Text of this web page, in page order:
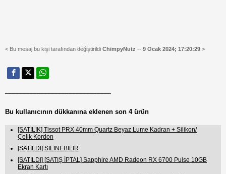
< Bu mesaj bu kişi tarafından değiştirildi ChimpyNutz -- 9 Ocak 2024; 17:20:29 >
Bu kullanıcının dükkanına eklenen son 4 ürün
[SATILIK] Tissot PRX 40mm Quartz Beyaz Lume Kadran + Silikon/
Çelik Kordon
[SATILDI] SİLİNEBİLİR
[SATILDI] [SATIŞ İPTAL] Sapphire AMD Radeon RX 6700 Pulse 10GB
Ekran Kartı